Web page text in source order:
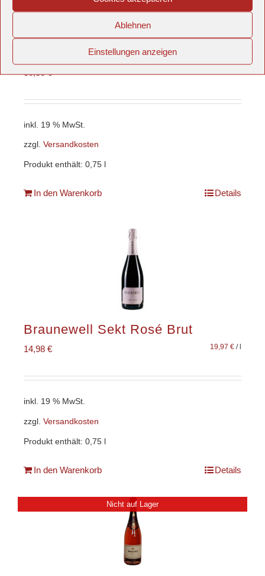
Ablehnen
Einstellungen anzeigen
Champagne Henriet-Bazin
Premier Cru Blanc de Blancs extra
36,80€
inkl. 19 % MwSt.
zzgl. Versandkosten
Produkt enthält: 0,75
In den Warenkorb Details
Braunewell Sekt Rosé Brut
14,98 € 19,97 € /
inkl. 19 % MwSt.
zzgl. Versandkosten
Produkt enthält: 0,75 l
In den Warenkorb Details
Nicht auf Lager